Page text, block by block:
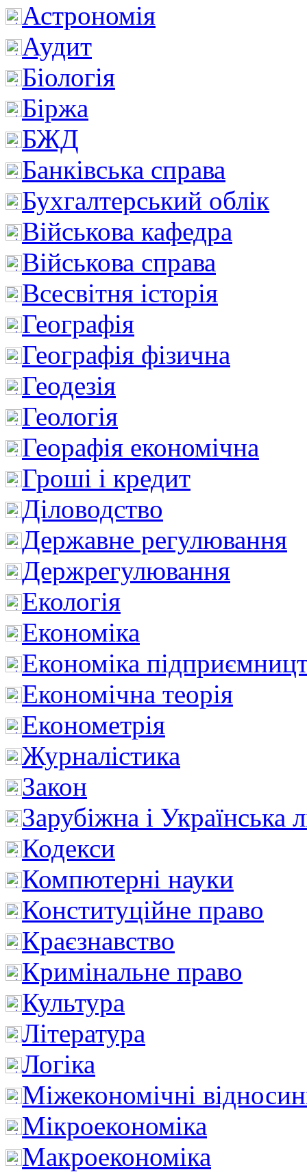
Астрономія
Аудит
Біологія
Біржа
БЖД
Банківська справа
Бухгалтерський облік
Військова кафедра
Військова справа
Всесвітня історія
Географія
Географія фізична
Геодезія
Геологія
Георафія економічна
Гроші і кредит
Діловодство
Державне регулювання
Держрегулювання
Екологія
Економіка
Економіка
Економічна теорія
Економетрія
Журналістика
Закон
Зарубіжна і Українська
Кодекси
Компютерні науки
Конституційне право
Краєзнавство
Кримінальне право
Культура
Література
Логіка
Міжекономічні
Мікроекономіка
Макроекономіка